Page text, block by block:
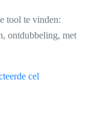
tool te vinden:
ontdubbeling, met
cel